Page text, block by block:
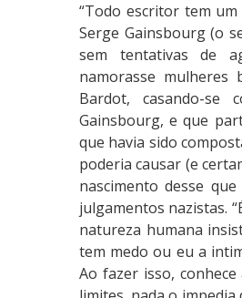
“Todo escritor tem
Serge Gainsbourg (o
sem tentativas de
namorasse mulheres
Bardot, casando-
Gainsbourg, e que
que havia sido
poderia causar (e
nascimento desse
julgamentos nazistas.
natureza humana
tem medo ou eu a
Ao fazer isso,